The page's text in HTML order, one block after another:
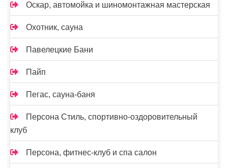
Оскар, автомойка и шиномонтажная мастерская
Охотник, сауна
Павелецкие Бани
Пайп
Пегас, сауна-баня
Персона Стиль, спортивно-оздоровительный
клуб
Персона, фитнес-клуб и спа салон